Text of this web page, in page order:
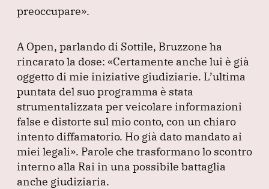
preoccupare».
A Open, parlando di Sottile, Bruzzone ha
rincarato la dose: «Certamente anche lui è già
oggetto di mie iniziative giudiziarie. L’ultima
puntata del suo programma è stata
strumentalizzata per veicolare informazioni
false e distorte sul mio conto, con un chiaro
intento diffamatorio. Ho già dato mandato ai
miei legali». Parole che trasformano lo scontro
interno alla Rai in una possibile battaglia
anche giudiziaria.